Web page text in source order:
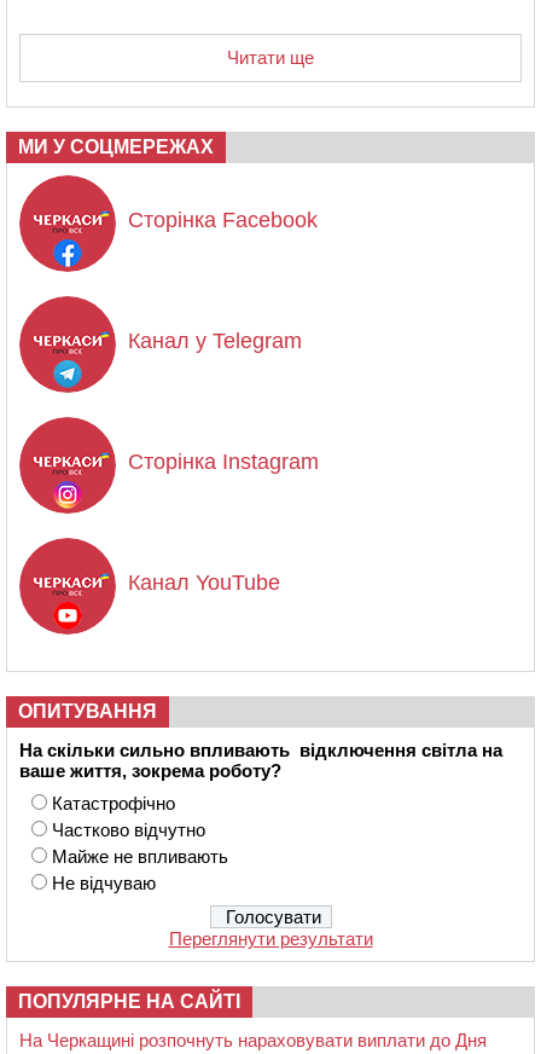
Читати ще
МИ У СОЦМЕРЕЖАХ
Сторінка Facebook
Канал у Telegram
Сторінка Instagram
Канал YouTube
ОПИТУВАННЯ
На скільки сильно впливають відключення світла на
ваше життя, зокрема роботу?
Катастрофічно
Частково відчутно
Майже не впливають
Не відчуваю
Переглянути результати
ПОПУЛЯРНЕ НА САЙТІ
На Черкащині розпочнуть нараховувати виплати до Дня